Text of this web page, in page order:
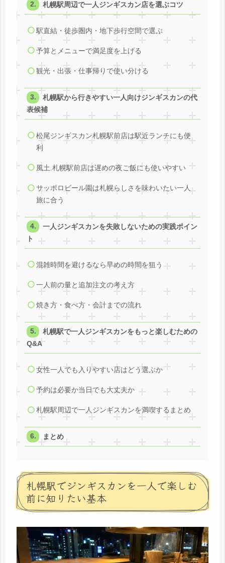
札幌駅周辺で一人ジンギスカン店を選ぶコツ
駅直結・徒歩圏内・地下歩行空間で選ぶ
予算とメニューで満足度を上げる
観光・出張・仕事帰りで使い分ける
札幌駅から行きやすい一人向けジンギスカンの代
表候補
松尾ジンギスカン札幌駅前店は駅近ランチにも便
利
風土.札幌駅前店は遅めの夜ご飯にも使いやすい
サッポロビール園は札幌らしさを味わいたい一人
旅に合う
一人ジンギスカンを失敗しないための実践ポイン
ト
混雑時間を避けるなら早めの時間を狙う
一人前の量と追加注文の考え方
焼き方・食べ方・会計までの流れ
札幌駅で一人ジンギスカンをもっと楽しむための
Q&A
女性一人でも入りやすい店はどう選ぶか
予約は必要か当日でも大丈夫か
札幌駅周辺で一人ジンギスカンを満喫するまとめ
まとめ
札幌駅でジンギスカンを一人で楽しむ
前に知りたい基本